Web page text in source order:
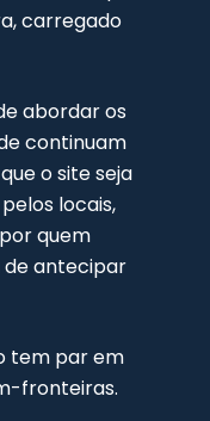
carregado
abordar os
continuam
o site seja
locais,
quem
antecipar
tem par em
fronteiras.